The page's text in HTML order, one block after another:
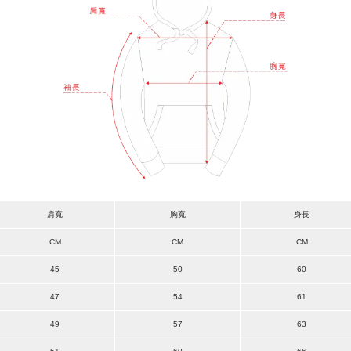
肩寬 胸寬 身長
CM CM CM
45 50 60
47 54 61
49 57 63